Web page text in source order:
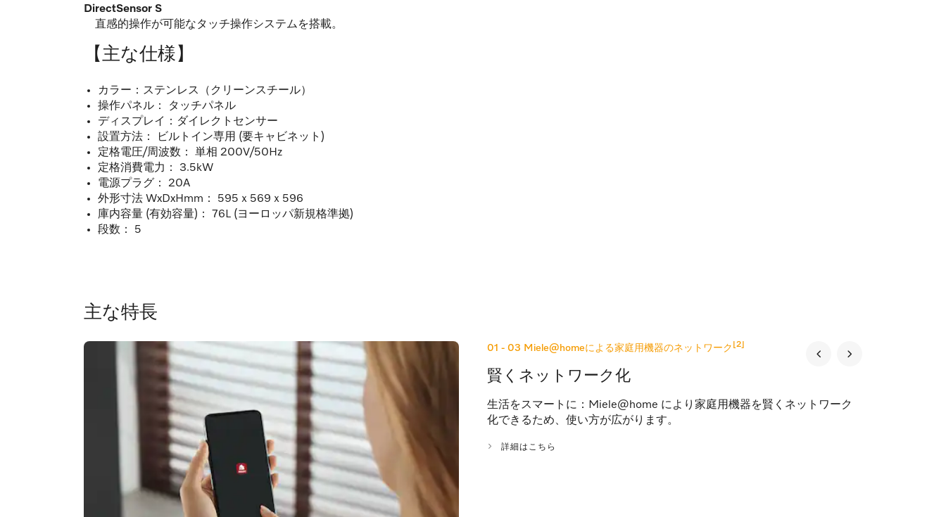
DirectSensor S
直感的操作が可能なタッチ操作システムを搭載。
【主な仕様】
カラー：ステンレス（クリーンスチール）
操作パネル： タッチパネル
ディスプレイ：ダイレクトセンサー
設置方法： ビルトイン専用 (要キャビネット)
定格電圧/周波数： 単相 200V/50Hz
定格消費電力： 3.5kW
電源プラグ： 20A
外形寸法 WxDxHmm： 595ｘ569ｘ596
庫内容量 (有効容量)： 76L (ヨーロッパ新規格準拠)
段数： 5
主な特長
01 - 03 Miele@homeによる家庭用機器のネットワーク [2]
賢くネットワーク化
生活をスマートに：Miele@home により家庭用機器を賢くネットワーク
化できるため、使い方が広がります。
詳細はこちら